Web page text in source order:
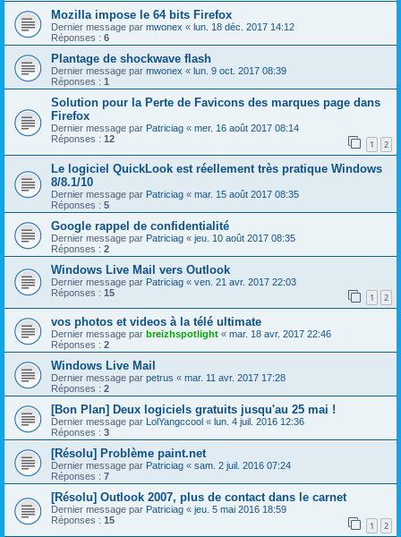
Mozilla impose le 64 bits Firefox
Dernier message par mwonex « lun. 18 déc. 2017 14:12
Réponses : 6
Plantage de shockwave flash
Dernier message par mwonex « lun. 9 oct. 2017 08:39
Réponses : 1
Solution pour la Perte de Favicons des marques page dans
Firefox
Dernier message par Patriciag « mer. 16 août 2017 08:14
Réponses : 12 1 2
Le logiciel QuickLook est réellement très pratique Windows
8/8.1/10
Dernier message par Patriciag « mar. 15 août 2017 08:35
Réponses : 5
Google rappel de confidentialité
Dernier message par Patriciag « jeu. 10 août 2017 08:35
Réponses : 2
Windows Live Mail vers Outlook
Dernier message par Patriciag « ven. 21 avr. 2017 22:03
Réponses : 15 1 2
vos photos et videos à la télé ultimate
Dernier message par breizhspotlight « mar. 18 avr. 2017 22:46
Réponses : 2
Windows Live Mail
Dernier message par petrus « mar. 11 avr. 2017 17:28
Réponses : 2
[Bon Plan] Deux logiciels gratuits jusqu'au 25 mai !
Dernier message par LolYangccool « lun. 4 juil. 2016 12:36
Réponses : 3
[Résolu] Problème paint.net
Dernier message par Patriciag « sam. 2 juil. 2016 07:24
Réponses : 7
[Résolu] Outlook 2007, plus de contact dans le carnet
Dernier message par Patriciag « jeu. 5 mai 2016 18:59
Réponses : 15 1 2